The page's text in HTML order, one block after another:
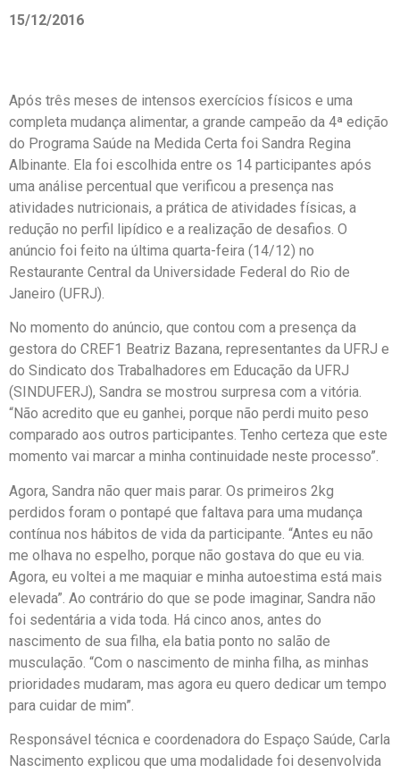
15/12/2016
Após três meses de intensos exercícios físicos e uma
completa mudança alimentar, a grande campeão da 4ª edição
do Programa Saúde na Medida Certa foi Sandra Regina
Albinante. Ela foi escolhida entre os 14 participantes após
uma análise percentual que verificou a presença nas
atividades nutricionais, a prática de atividades físicas, a
redução no perfil lipídico e a realização de desafios. O
anúncio foi feito na última quarta-feira (14/12) no
Restaurante Central da Universidade Federal do Rio de
Janeiro (UFRJ).
No momento do anúncio, que contou com a presença da
gestora do CREF1 Beatriz Bazana, representantes da UFRJ e
do Sindicato dos Trabalhadores em Educação da UFRJ
(SINDUFERJ), Sandra se mostrou surpresa com a vitória.
“Não acredito que eu ganhei, porque não perdi muito peso
comparado aos outros participantes. Tenho certeza que este
momento vai marcar a minha continuidade neste processo”.
Agora, Sandra não quer mais parar. Os primeiros 2kg
perdidos foram o pontapé que faltava para uma mudança
contínua nos hábitos de vida da participante. “Antes eu não
me olhava no espelho, porque não gostava do que eu via.
Agora, eu voltei a me maquiar e minha autoestima está mais
elevada”. Ao contrário do que se pode imaginar, Sandra não
foi sedentária a vida toda. Há cinco anos, antes do
nascimento de sua filha, ela batia ponto no salão de
musculação. “Com o nascimento de minha filha, as minhas
prioridades mudaram, mas agora eu quero dedicar um tempo
para cuidar de mim”.
Responsável técnica e coordenadora do Espaço Saúde, Carla
Nascimento explicou que uma modalidade foi desenvolvida